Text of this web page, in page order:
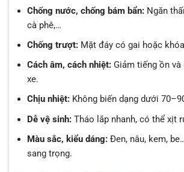
Chống nước, chống bám bẩn: Ngăn
cà phê,…
Chống trượt: Mặt đáy có gai hoặc
Cách âm, cách nhiệt:Giảm tiếng ồn và
xe.
Chịu nhiệt: Không biến dạng dưới
Dễ vệ sinh:Tháo lắp nhanh, có thể xịt
Màu sắc, kiểu dáng: Đen, nâu, kem,
sang trọng.